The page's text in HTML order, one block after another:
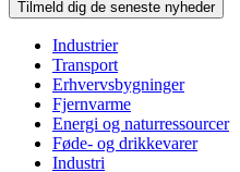
Tilmeld dig de seneste nyheder
Industrier
Transport
Erhvervsbygninger
Fjernvarme
Energi og naturressourcer
Føde- og drikkevarer
Industri